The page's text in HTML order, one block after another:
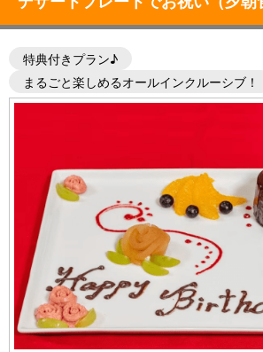
特典付きプラン♪
まるごと楽しめるオールインクルーシブ！